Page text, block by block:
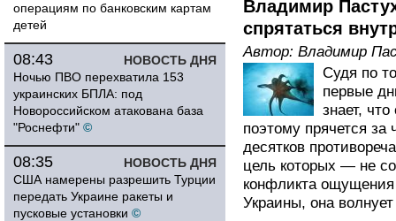
операциям по банковским картам
детей
НОВОСТЬ ДНЯ
08:43
Ночью ПВО перехватила 153
украинских БПЛА: под
Новороссийском атакована база
"Роснефти" ©
НОВОСТЬ ДНЯ
08:35
США намерены разрешить Турции
передать Украине ракеты и
пусковые установки ©
Владимир
спрятаться
Автор: Владимир
Судя по
первые
знает,
поэтому прячется
десятков
цель которых — не
конфликта
Украины, она